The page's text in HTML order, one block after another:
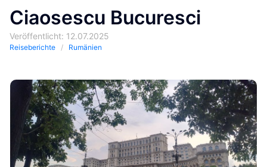
Ciaosescu Bucuresci
Veröffentlicht: 12.07.2025
Reiseberichte Rumänien